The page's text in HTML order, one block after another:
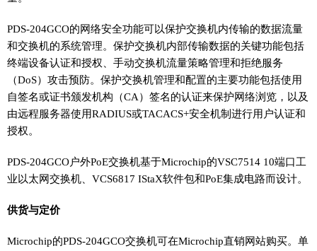
PDS-204GCO的网络安全功能可以保护交换机内传输的数据流量
和交换机的系统管理。保护交换机内部传输数据的关键功能包括
终端设备认证和授权、手动交换机流量策略管理和拒绝服务
（DoS）攻击预防。保护交换机管理和配置的主要功能包括使用
自签名或证书颁发机构（CA）签名的认证来保护网络浏览，以及
由远程服务器使用RADIUS或TACACS+安全机制进行用户认证和
授权。
PDS-204GCO户外PoE交换机基于Microchip的VSC7514 10端口工
业以太网交换机、VCS6817 IStaX软件包和PoE集成电路而设计。
供货与定价
Microchip的PDS-204GCO交换机可在Microchip直销网站购买。单